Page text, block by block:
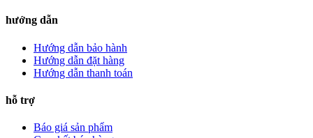
hướng dẫn
Hướng dẫn bảo hành
Hướng dẫn đặt hàng
Hướng dẫn thanh toán
hỗ trợ
Báo giá sản phẩm